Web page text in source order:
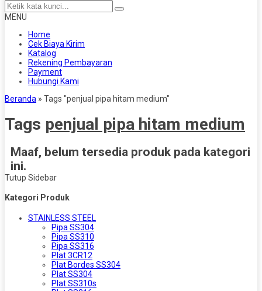
MENU
Home
Cek Biaya Kirim
Katalog
Rekening Pembayaran
Payment
Hubungi Kami
Beranda » Tags "penjual pipa hitam medium"
Tags penjual pipa hitam medium
Maaf, belum tersedia produk pada kategori
ini.
Tutup Sidebar
Kategori Produk
STAINLESS STEEL
Pipa SS304
Pipa SS310
Pipa SS316
Plat 3CR12
Plat Bordes SS304
Plat SS304
Plat SS310s